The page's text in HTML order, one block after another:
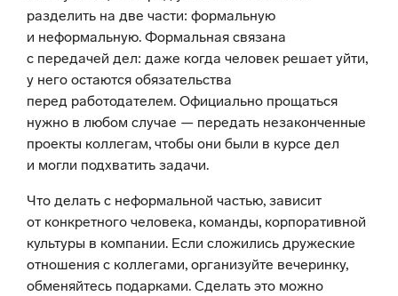
разделить на две части: формальную
и неформальную. Формальная связана
с передачей дел: даже когда человек решает уйти,
у него остаются обязательства
перед работодателем. Официально прощаться
нужно в любом случае — передать незаконченные
проекты коллегам, чтобы они были в курсе дел
и могли подхватить задачи.
Что делать с неформальной частью, зависит
от конкретного человека, команды, корпоративной
культуры в компании. Если сложились дружеские
отношения с коллегами, организуйте вечеринку,
обменяйтесь подарками. Сделать это можно